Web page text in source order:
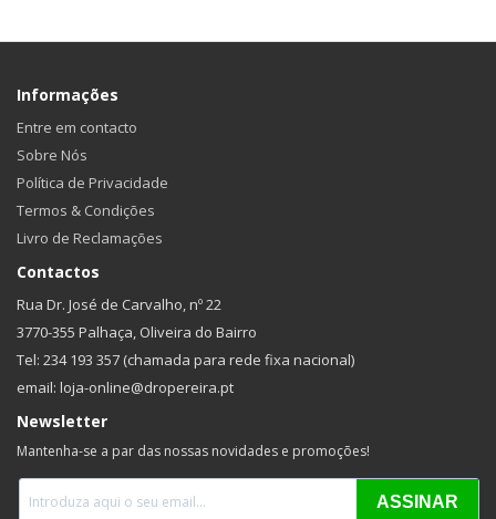
Informações
Entre em contacto
Sobre Nós
Política de Privacidade
Termos & Condições
Livro de Reclamações
Contactos
Rua Dr. José de Carvalho, nº 22
3770-355 Palhaça, Oliveira do Bairro
Tel: 234 193 357 (chamada para rede fixa nacional)
email: loja-online@dropereira.pt
Newsletter
Mantenha-se a par das nossas novidades e promoções!